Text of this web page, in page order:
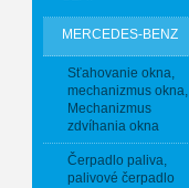
MERCEDES-BENZ
Sťahovanie okna,
mechanizmus okna,
Mechanizmus
zdvíhania okna
Čerpadlo paliva,
palivové čerpadlo